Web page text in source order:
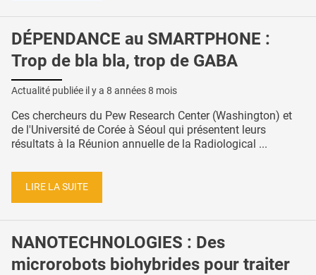
DÉPENDANCE au SMARTPHONE :
Trop de bla bla, trop de GABA
Actualité publiée il y a 8 années 8 mois
Ces chercheurs du Pew Research Center (Washington) et
de l'Université de Corée à Séoul qui présentent leurs
résultats à la Réunion annuelle de la Radiological ...
LIRE LA SUITE
NANOTECHNOLOGIES : Des
microrobots biohybrides pour traiter